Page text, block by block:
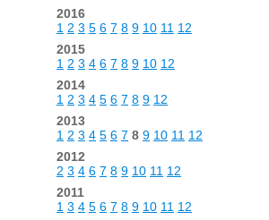
2016
1 2 3 5 6 7 8 9 10 11 12
2015
1 2 3 4 6 7 8 9 10 12
2014
1 2 3 4 5 6 7 8 9 12
2013
1 2 3 4 5 6 7 8 9 10 11 12
2012
2 3 4 6 7 8 9 10 11 12
2011
1 3 4 5 6 7 8 9 10 11 12